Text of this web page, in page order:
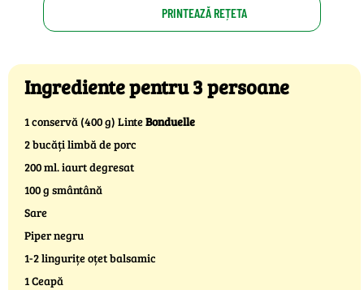
PRINTEAZĂ REȚETA
Ingrediente pentru 3 persoane
1 conservă (400 g) LinteBonduelle
2 bucăți limbă de porc
200 ml. iaurt degresat
100 g smântână
Sare
Piper negru
1-2 lingurițe oțet balsamic
1 Ceapă